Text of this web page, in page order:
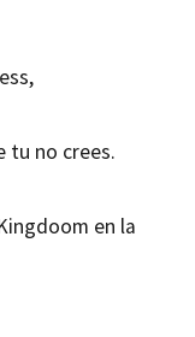
tu no crees.
en la